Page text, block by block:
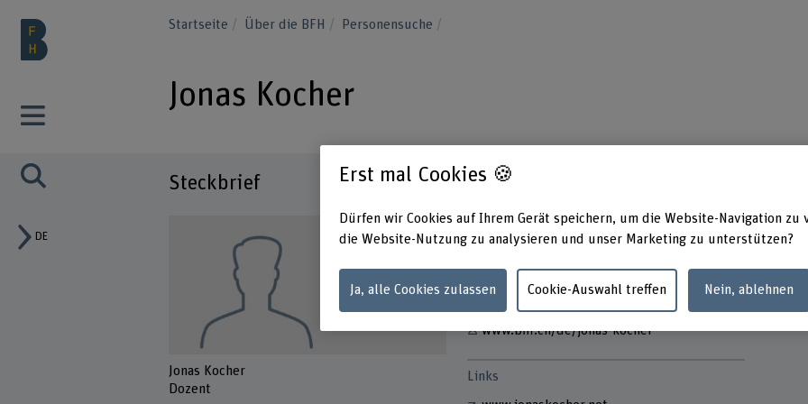
DE
Startseite Über die BFH Personensuche
Jonas Kocher
Steckbrief
Jonas Kocher
Dozent
Kontakt
E-Mail anzeigen
www.bfh.ch/de/jonas-kocher
Links
Adresse
Musik
Erst mal Cookies 🍪
Dürfen wir Cookies auf Ihrem Gerät speichern, um die Website-Navigation zu
die Website-Nutzung zu analysieren und unser Marketing zu unterstützen?
Ja, alle Cookies zulassen Cookie-Auswahl treffen Nein, ablehnen